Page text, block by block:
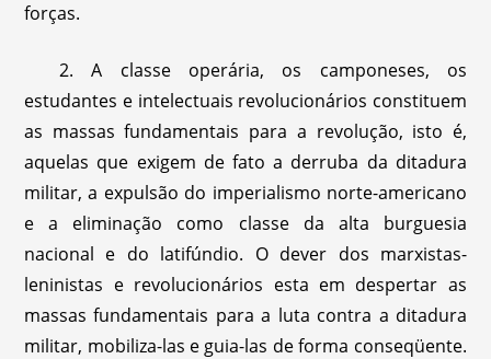
forças.
2. A classe operária, os camponeses, os
estudantes e intelectuais revolucionários constituem
as massas fundamentais para a revolução, isto é,
aquelas que exigem de fato a derruba da ditadura
militar, a expulsão do imperialismo norte-americano
e a eliminação como classe da alta burguesia
nacional e do latifúndio. O dever dos marxistas-
leninistas e revolucionários esta em despertar as
massas fundamentais para a luta contra a ditadura
militar, mobiliza-las e guia-las de forma conseqüente.